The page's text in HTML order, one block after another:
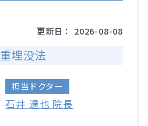
更新日： 2026-08-08
埋没法
担当ドクター
石井 達也 院長